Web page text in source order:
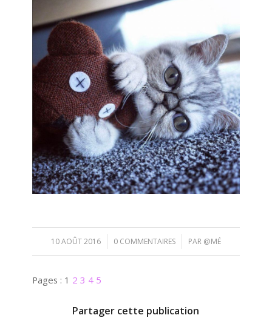
10 AOÛT 2016
/ 0 COMMENTAIRES
/ PAR @MÉ
Pages : 1 2 3 4 5
Partager cette publication